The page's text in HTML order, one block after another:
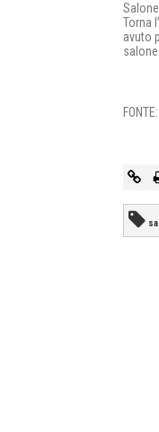
Torna
avuto
FONTE: